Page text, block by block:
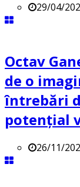
29/04/
Octav
de o
întrebări
potenţial
26/11/